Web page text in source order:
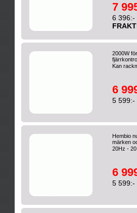
7
6 396:-
2000W
Kan
6
5 599:-
Hembio
märken
20Hz -
6
5 599:-